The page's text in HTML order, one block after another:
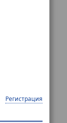
Регистрация